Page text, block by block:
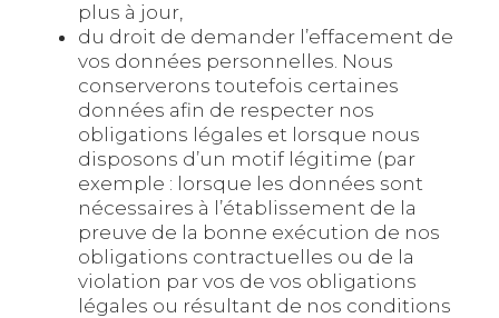
plus à jour,
du droit de demander l’effacement de
vos données personnelles. Nous
conserverons toutefois certaines
données afin de respecter nos
obligations légales et lorsque nous
disposons d’un motif légitime (par
exemple : lorsque les données sont
nécessaires à l’établissement de la
preuve de la bonne exécution de nos
obligations contractuelles ou de la
violation par vos de vos obligations
légales ou résultant de nos conditions